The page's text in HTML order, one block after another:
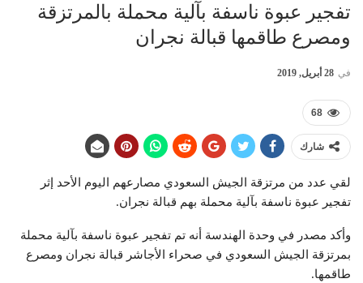
تفجير عبوة ناسفة بآلية محملة بالمرتزقة
ومصرع طاقمها قبالة نجران
في 28 أبريل, 2019
68
شارك
لقي عدد من مرتزقة الجيش السعودي مصارعهم اليوم الأحد إثر
تفجير عبوة ناسفة بآلية محملة بهم قبالة نجران.
وأكد مصدر في وحدة الهندسة أنه تم تفجير عبوة ناسفة بآلية محملة
بمرتزقة الجيش السعودي في صحراء الأجاشر قبالة نجران ومصرع
طاقمها.